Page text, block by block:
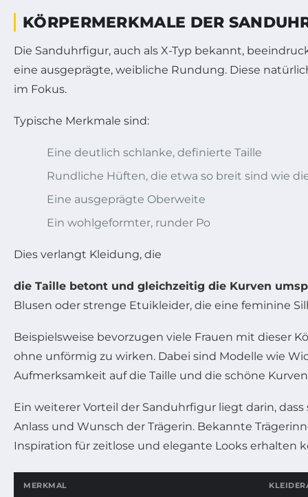
KÖRPERMERKMALE DER
Die Sanduhrfigur, auch als X-Typ bekannt,
eine ausgeprägte, weibliche Rundung. Diese
im Fokus.
Typische Merkmale sind:
Eine deutlich schlanke, definierte Taille
Rundliche Hüften, die etwa so breit sind wie
Eine ausgeprägte Oberweite
Ein wohlgeformter, runder Po
Dies verlangt Kleidung, die
die Taille betont und gleichzeitig die Kurven
Blusen oder strenge Etuikleider, die eine feminine
Beispielsweise bevorzugen viele Frauen mit dieser
ohne unförmig zu wirken. Dabei sind Modelle wie
Aufmerksamkeit auf die Taille und die schöne
Ein weiterer Vorteil der Sanduhrfigur liegt darin,
Anlass und Wunsch der Trägerin. Bekannte
Inspiration für zeitlose und elegante Looks erhalten
MERKMAL